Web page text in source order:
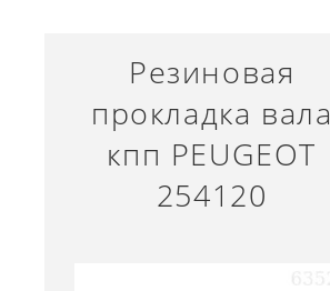
Резиновая
прокладка вала
кпп PEUGEOT
254120